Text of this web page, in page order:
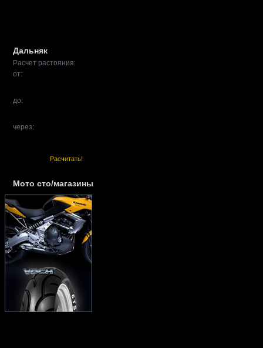
Дальняк
Расчет растояния:
от:
до:
через:
Расчитать!
Мото сто/магазины